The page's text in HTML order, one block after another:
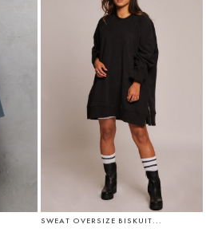
SWEAT OVERSIZE BISKUIT...